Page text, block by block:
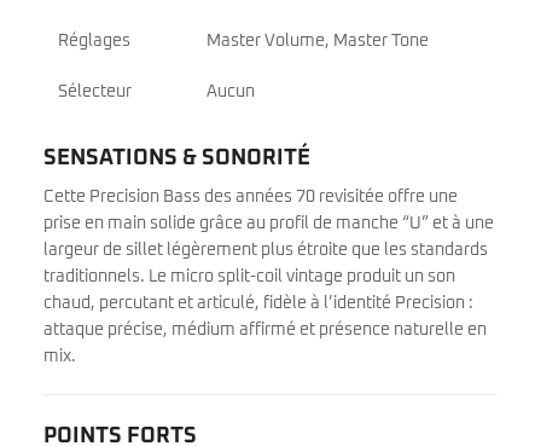
Réglages Master Volume, Master Tone
Sélecteur Aucun
SENSATIONS & SONORITÉ
Cette Precision Bass des années 70 revisitée offre une
prise en main solide grâce au profil de manche “U” et à une
largeur de sillet légèrement plus étroite que les standards
traditionnels. Le micro split-coil vintage produit un son
chaud, percutant et articulé, fidèle à l’identité Precision :
attaque précise, médium affirmé et présence naturelle en
mix.
POINTS FORTS